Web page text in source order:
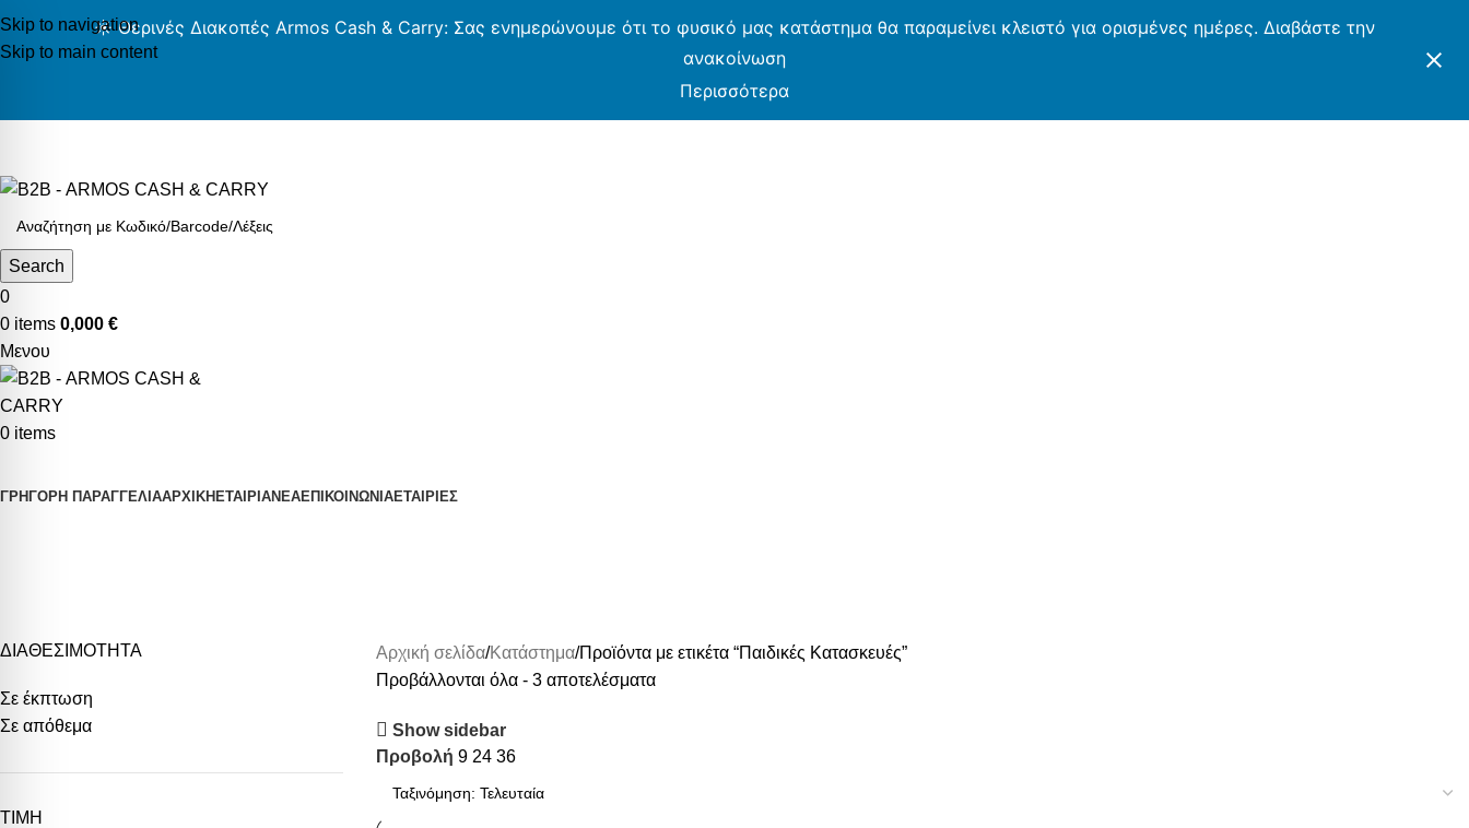
Skip to navigation
Skip to main content
☀️ Θερινές Διακοπές Armos Cash & Carry: Σας ενημερώνουμε ότι το φυσικό μας κατάστημα θα παραμείνει κλειστό για ορισμένες ημέρες. Διαβάστε την
ανακοίνωση
Περισσότερα
Search
0
0 items 0,000 €
Μενου
0 items
ΓΡΗΓΟΡΗ ΠΑΡΑΓΓΕΛΙΑΑΡΧΙΚΗ ΕΤΑΙΡΙΑΝΕΑΕΠΙΚΟΙΝΩΝΙΑΕΤΑΙΡΙΕΣ
ΔΙΑΘΕΣΙΜΟΤΗΤΑ
Σε έκπτωση
Σε απόθεμα
ΤΙΜΗ
Αρχική σελίδα Κατάστημα Προϊόντα με ετικέτα “Παιδικές Κατασκευές”
Προβάλλονται όλα - 3 αποτελέσματα
Show sidebar
Προβολή 9 24 36